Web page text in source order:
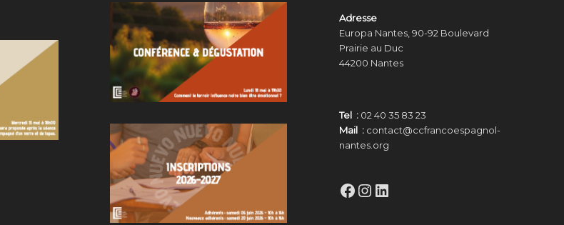
Adresse
Europa Nantes, 90-92 Boulevard
Prairie au Duc
44200 Nantes
Tel : 02 40 35 83 23
Mail :contact@ccfrancoespagnol-
nantes.org
Facebook
Instagram
LinkedIn